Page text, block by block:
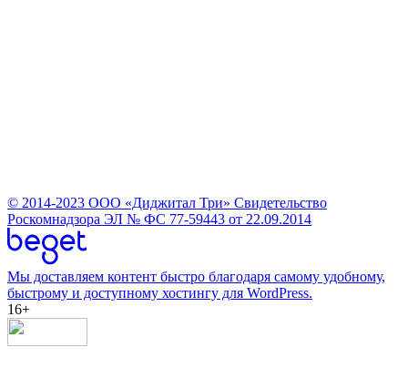
© 2014-2023 ООО «Диджитал Три» Свидетельство
Роскомнадзора ЭЛ № ФС 77-59443 от 22.09.2014
Мы доставляем контент быстро благодаря самому удобному,
быстрому и доступному хостингу для WordPress.
16+